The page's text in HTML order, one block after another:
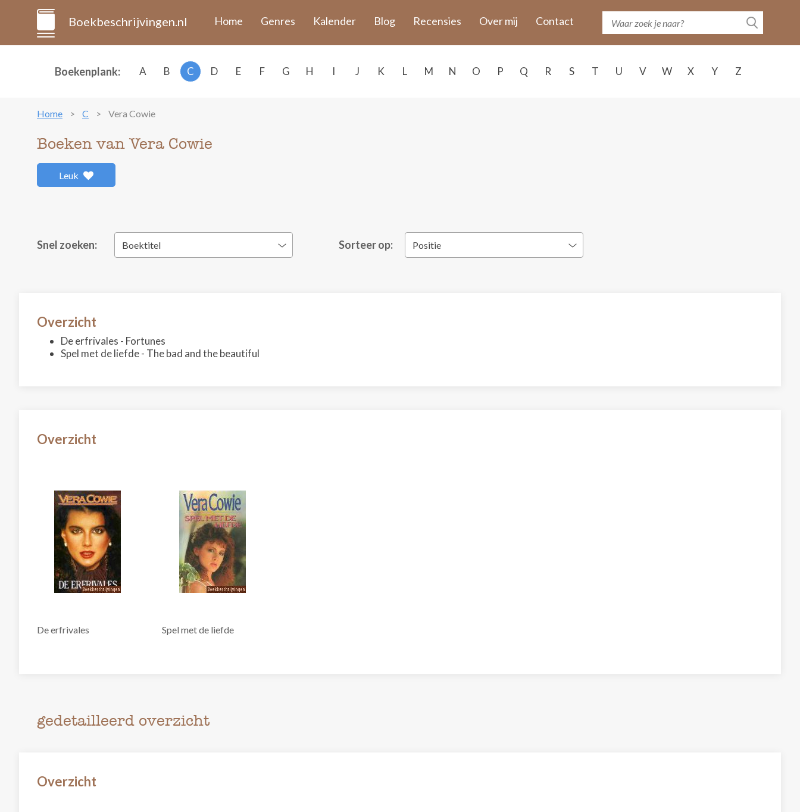
Boekbeschrijvingen.nl Home Genres Kalender Blog Recensies Over mij Contact
Boekenplank: A B C D E F G H I J K L M N O P Q R S T U V W X Y Z
Home C Vera Cowie
Boeken van Vera Cowie
Leuk
Snel zoeken: Boektitel Sorteer op: Positie
Overzicht
De erfrivales - Fortunes
Spel met de liefde - The bad and the beautiful
Overzicht
De erfrivales Spel met de liefde
gedetailleerd overzicht
Overzicht